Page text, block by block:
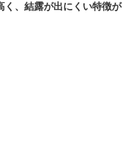
く、結露が出にくい特徴が